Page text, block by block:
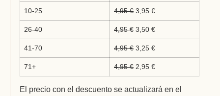
10-25 4,95€ 3,95 €
26-40 4,95€ 3,50 €
41-70 4,95€ 3,25 €
71+ 4,95€ 2,95 €
El precio con el descuento se actualizará en el